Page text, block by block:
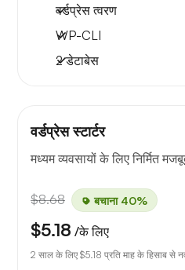
वर्डप्रेस त्वरण
WP-CLI
2 डेटाबेस
वर्डप्रेस स्टार्टर
मध्यम व्यवसायों के लिए निर्मित
$8.68 बचाना 40%
$5.18 /के लिए
2 साल के लिए $5.18 प्रति माह के हिसाब से